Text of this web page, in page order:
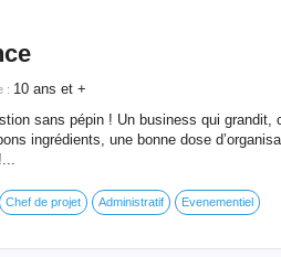
: 10 ans et +
sans pépin ! Un business qui grandit,
ingrédients, une bonne dose
Chef de projet Administratif Evenementiel